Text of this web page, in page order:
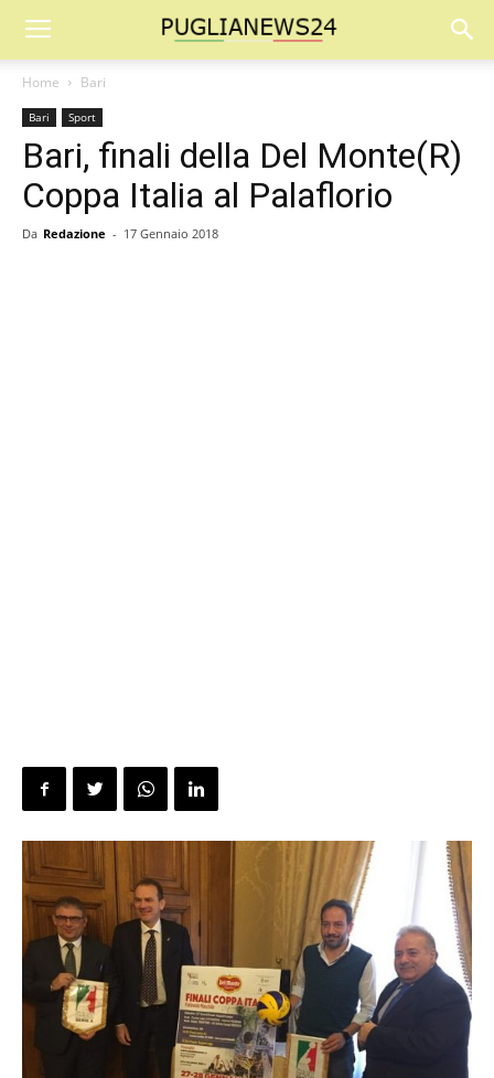
Home Bari
Bari Sport
Bari, finali della Del Monte(R)
Coppa Italia al Palaflorio
Da Redazione - 17 Gennaio 2018